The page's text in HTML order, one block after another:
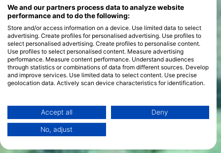
We and our partners process data to analyze website
performance and to do the following:
Store and/or access information on a device. Use limited data to select
advertising. Create profiles for personalised advertising. Use profiles to
select personalised advertising. Create profiles to personalise content.
Use profiles to select personalised content. Measure advertising
performance. Measure content performance. Understand audiences
through statistics or combinations of data from different sources. Develop
and improve services. Use limited data to select content. Use precise
geolocation data. Actively scan device characteristics for identification.
Data may be shared outside of the European Union and send to the USA.
Your consent and the cookie policy applies solely to this website/app.
View Partner List (1 IAB Vendors)
Accept all Deny
No, adjust